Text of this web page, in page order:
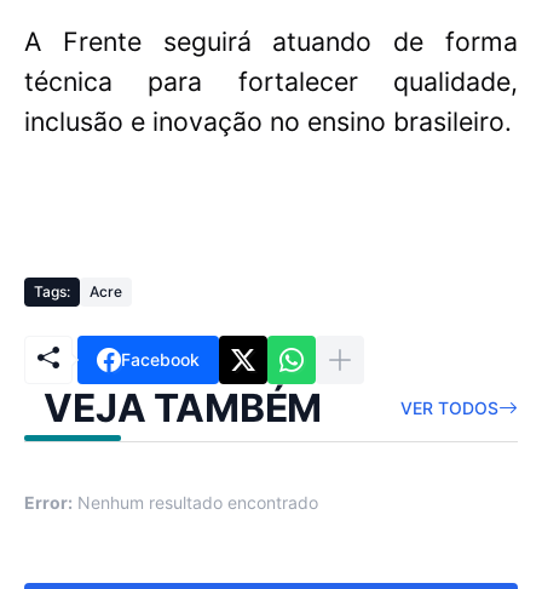
A Frente seguirá atuando de forma
técnica para fortalecer qualidade,
inclusão e inovação no ensino brasileiro.
Tags: Acre
Facebook
VEJA TAMBÉM VER TODOS
Error: Nenhum resultado encontrado